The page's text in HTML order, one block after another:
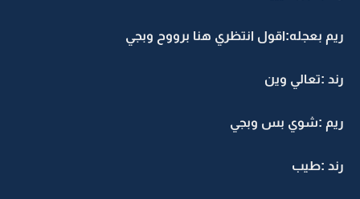
ريم بعجله:اقول انتظري هنا برووح وبجي
رند :تعالي وين
ريم :شوي بس وبجي
رند :طيب